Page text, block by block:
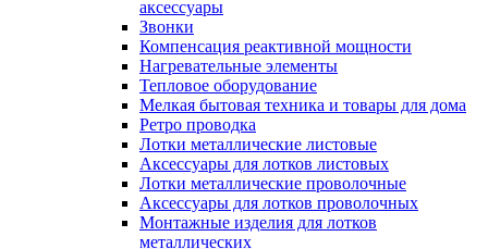
аксессуары
Звонки
Компенсация реактивной мощности
Нагревательные элементы
Тепловое оборудование
Мелкая бытовая техника и товары для дома
Ретро проводка
Лотки металлические листовые
Аксессуары для лотков листовых
Лотки металлические проволочные
Аксессуары для лотков проволочных
Монтажные изделия для лотков
металлических